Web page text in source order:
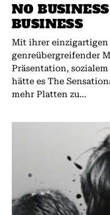
NO
BUSINESS
Mit ihrer einzigartigen
genreübergreifender
Präsentation,
hätte es The
mehr Platten zu...